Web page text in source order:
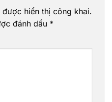
hiển thị công khai.
đánh dấu *